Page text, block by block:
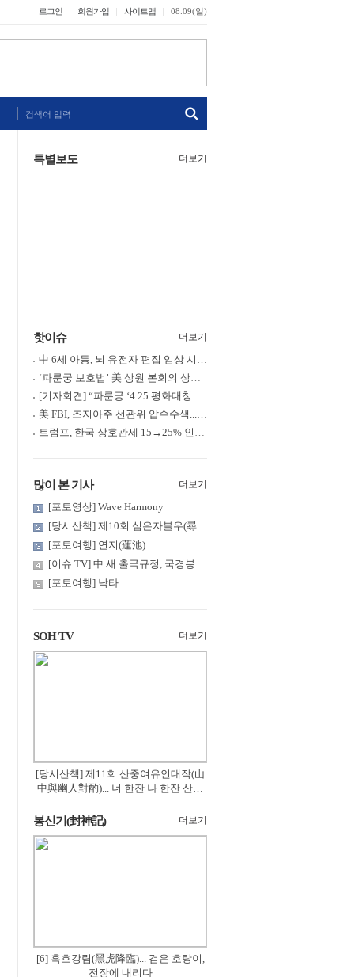
로그인 회원가입 사이트맵 08.09(일)
검색어 입력
특별보도 더보기
핫이슈 더보기
中 6세 아동, 뇌 유전자 편집 임상 시험 중 사망... 의료진 1년간 ....
‘파룬궁 보호법’ 美 상원 본회의 상정... 최종 입법 ‘초읽기’
[기자회견] “파룬궁 ‘4.25 평화대청원’ 기념 & 중공의 션윈 공연 .....
美 FBI, 조지아주 선관위 압수수색... 트럼프 “부정선거 증거 확보....
트럼프, 한국 상호관세 15→25% 인상... “韓 국회 무력합의 미비준”....
많이 본 기사 더보기
[포토영상] Wave Harmony
[당시산책] 제10회 심은자불우(尋隱者不遇)... 깊은 산 구름 속 어....
[포토여행] 연지(蓮池)
[이슈 TV] 中 새 출국규정, 국경봉쇄?... 특정계층 출국 규제 강화
[포토여행] 낙타
SOH TV 더보기
[당시산책] 제11회 산중여유인대작(山
中與幽人對酌)... 너 한잔 나 한잔 산의
봉신기(封神記) 더보기
[6] 흑호강림(黑虎降臨)... 검은 호랑이,
전장에 내리다